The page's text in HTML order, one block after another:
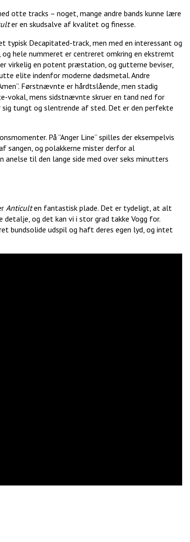
otte tracks – noget, mange andre bands kunne lære
er en skudsalve af kvalitet og finesse.
Decapitated-track, men med en interessant og
hele nummeret er centreret omkring en ekstremt
virkelig en potent præstation, og gutterne beviser,
elite indenfor moderne dødsmetal. Andre
Førstnævnte er hårdtslående, men stadig
vokal, mens sidstnævnte skruer en tand ned for
tungt og slentrende af sted. Det er den perfekte
På ”Anger Line” spilles der eksempelvis
sangen, og polakkerne mister derfor al
anelse til den lange side med over seks minutters
Anticulten fantastisk plade. Det er tydeligt, at alt
og det kan vi i stor grad takke Vogg for.
bundsolide udspil og haft deres egen lyd, og intet